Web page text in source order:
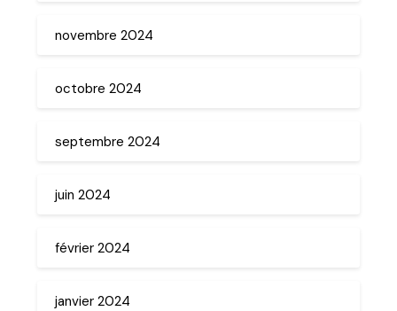
novembre 2024
octobre 2024
septembre 2024
juin 2024
février 2024
janvier 2024